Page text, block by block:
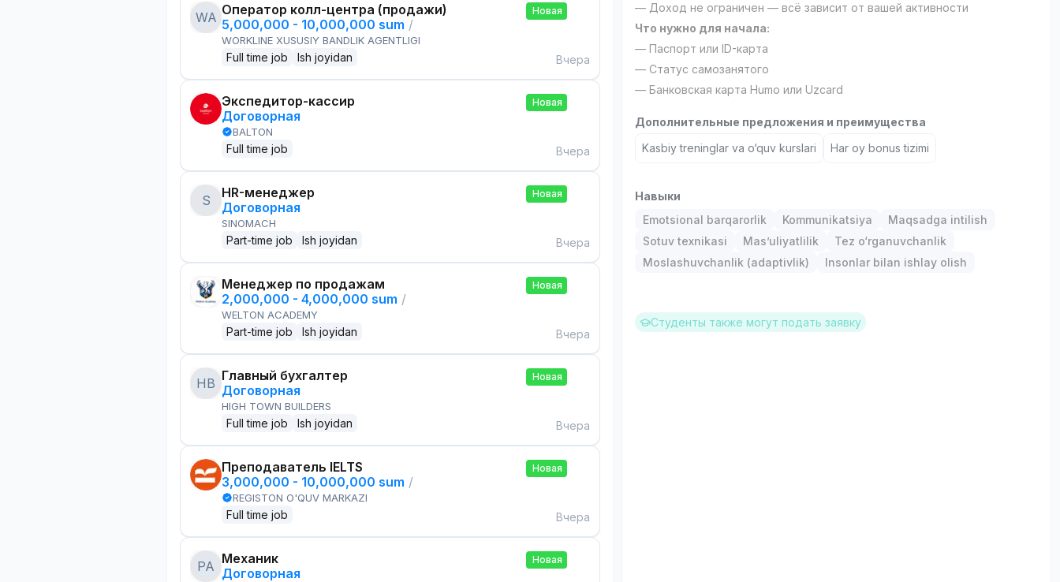
WA Оператор колл-центра (продажи)
5,000,000 - 10,000,000 sum /
WORKLINE XUSUSIY BANDLIK AGENTLIGI
Full time job Ish joyidan
Новая
Вчера
Экспедитор-кассир
Договорная
BALTON
Full time job
Новая
Вчера
S
HR-менеджер
Договорная
SINOMACH
Part-time job Ish joyidan
Новая
Вчера
Менеджер по продажам
2,000,000 - 4,000,000 sum /
WELTON ACADEMY
Part-time job Ish joyidan
Новая
Вчера
HB Главный бухгалтер
Договорная
HIGH TOWN BUILDERS
Full time job Ish joyidan
Новая
Вчера
Преподаватель IELTS
3,000,000 - 10,000,000 sum /
REGISTON O'QUV MARKAZI
Full time job
Новая
Вчера
PA Механик
Договорная
Новая
— Доход не ограничен — всё зависит от вашей активности
Что нужно для начала:
— Паспорт или ID-карта
— Статус самозанятого
— Банковская карта Humo или Uzcard
Дополнительные предложения и преимущества
Kasbiy treninglar va o‘quv kurslari
Har oy bonus tizimi
Навыки
Emotsional barqarorlik
Kommunikatsiya
Maqsadga intilish
Sotuv texnikasi
Mas’uliyatlilik
Tez o‘rganuvchanlik
Moslashuvchanlik (adaptivlik)
Insonlar bilan ishlay olish
Студенты также могут подать заявку